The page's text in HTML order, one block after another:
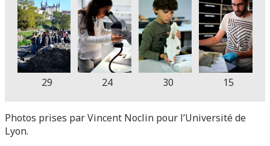
29 24 30 15
Photos prises par Vincent Noclin pour l’Université de
Lyon.